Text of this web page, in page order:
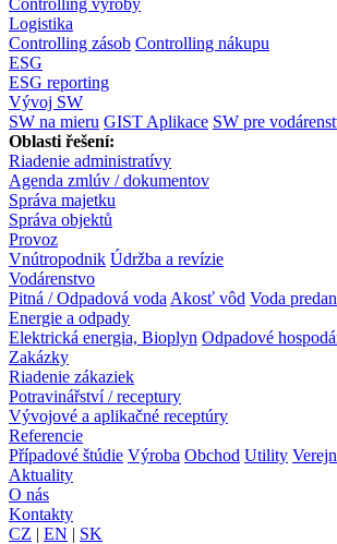
Logistika
Controlling zásob Controlling nákupu
ESG
ESG reporting
Vývoj SW
SW na mieru GIST Aplikace SW pre
Oblasti řešení:
Riadenie administratívy
Agenda zmlúv / dokumentov
Správa majetku
Správa objektů
Provoz
Vnútropodnik Údržba a revízie
Vodárenstvo
Pitná / Odpadová voda Akosť vôd Voda
Energie a odpady
Elektrická energia, Bioplyn Odpadové
Zakázky
Riadenie zákaziek
Potravinářství / receptury
Vývojové a aplikačné receptúry
Referencie
Případové štúdie Výroba Obchod Utility
Aktuality
O nás
Kontakty
CZ | EN | SK